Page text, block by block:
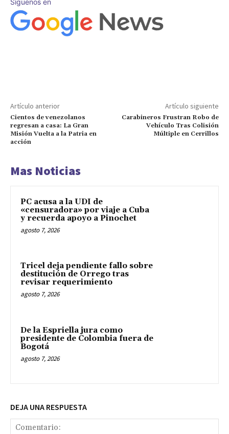
Síguenos en
Artículo anterior
Cientos de venezolanos
regresan a casa: La Gran
Misión Vuelta a la Patria en
acción
Artículo siguiente
Carabineros Frustran Robo de
Vehículo Tras Colisión
Múltiple en Cerrillos
Mas Noticias
PC acusa a la UDI de
«censuradora» por viaje a Cuba
y recuerda apoyo a Pinochet
agosto 7, 2026
Tricel deja pendiente fallo sobre
destitución de Orrego tras
revisar requerimiento
agosto 7, 2026
De la Espriella jura como
presidente de Colombia fuera de
Bogotá
agosto 7, 2026
DEJA UNA RESPUESTA